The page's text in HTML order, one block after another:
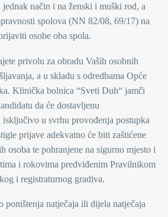
jednak način i na ženski i muški rod, a
spolova (NN 82/08, 69/17) na
osobe oba spola.
privolu za obradu Vaših osobnih
a u skladu s odredbama Opće
Klinička bolnica “Sveti Duh“ jamči
da će dostavljenu
u svrhu provođenja postupka
prijave adekvatno će biti zaštićene
osoba te pohranjene na sigurno mjesto i
i rokovima predviđenim Pravilnikom
i registraturnog gradiva.
poništenja natječaja ili dijela natječaja